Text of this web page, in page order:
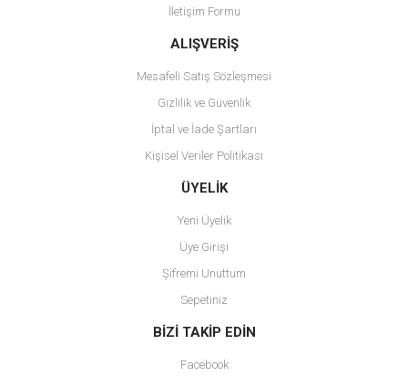
Ürün fiyatı diğer sitelerden daha pahalı.
Bu ürüne benzer farklı alternatifler olmalı.
Gönder
İletişim Formu
ALIŞVERİŞ
Mesafeli Satış Sözleşmesi
Gizlilik ve Güvenlik
İptal ve İade Şartları
Kişisel Veriler Politikası
ÜYELİK
Yeni Üyelik
Üye Girişi
Şifremi Unuttum
Sepetiniz
BİZİ TAKİP EDİN
Facebook